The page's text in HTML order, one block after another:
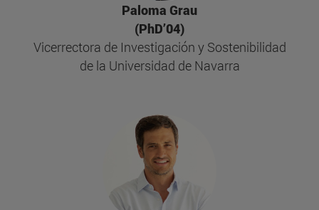
Paloma Grau
(PhD’04)
Vicerrectora de Investigación y Sostenibilidad
de la Universidad de Navarra